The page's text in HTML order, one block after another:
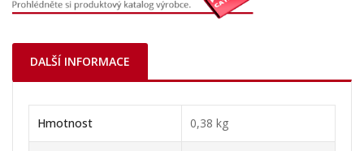
DALŠÍ INFORMACE
Hmotnost 0,38 kg